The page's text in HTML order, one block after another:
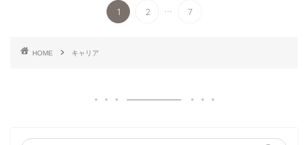
1 2 ... 7
HOME キャリア